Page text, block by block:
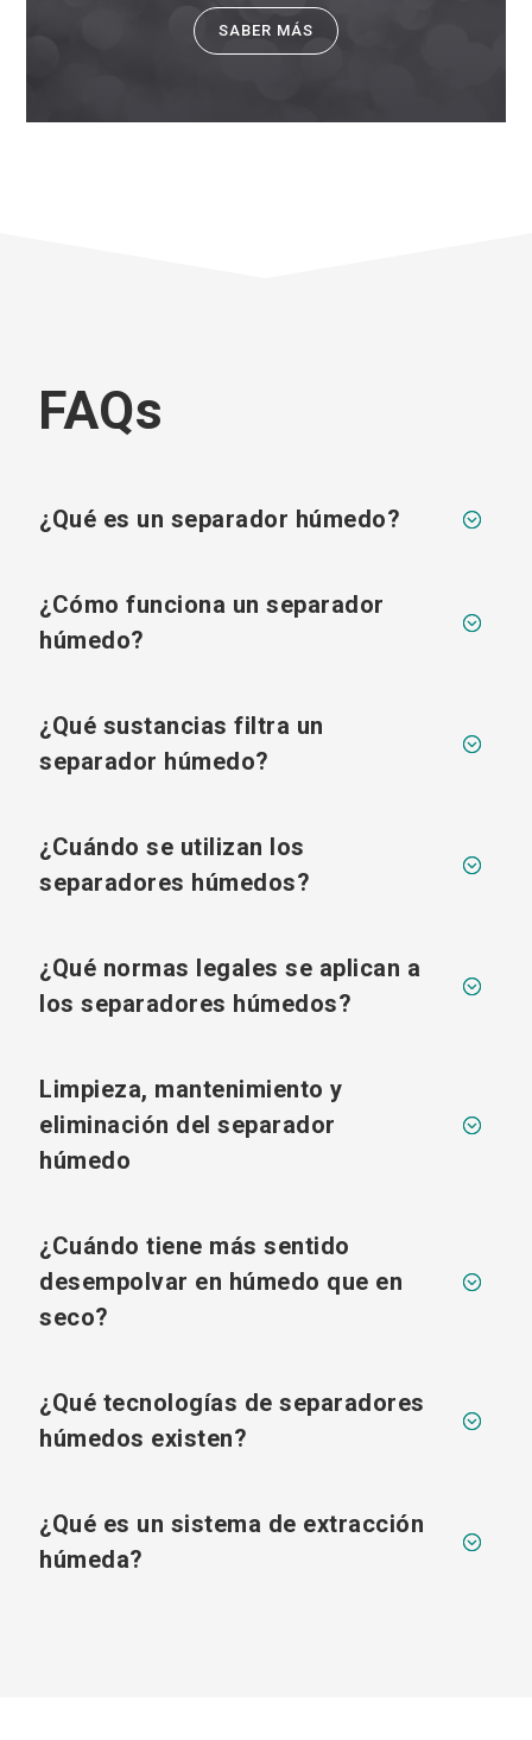
SABER MÁS
FAQs
;
¿Qué es un separador húmedo?
;
¿Cómo funciona un separador
húmedo?
;
¿Qué sustancias filtra un
separador húmedo?
;
¿Cuándo se utilizan los
separadores húmedos?
;
¿Qué normas legales se aplican a
los separadores húmedos?
;
Limpieza, mantenimiento y
eliminación del separador
húmedo
;
¿Cuándo tiene más sentido
desempolvar en húmedo que en
seco?
;
¿Qué tecnologías de separadores
húmedos existen?
;
¿Qué es un sistema de extracción
húmeda?